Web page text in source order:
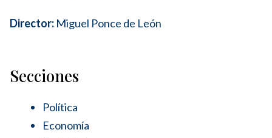
Director: Miguel Ponce de León
Secciones
Política
Economía